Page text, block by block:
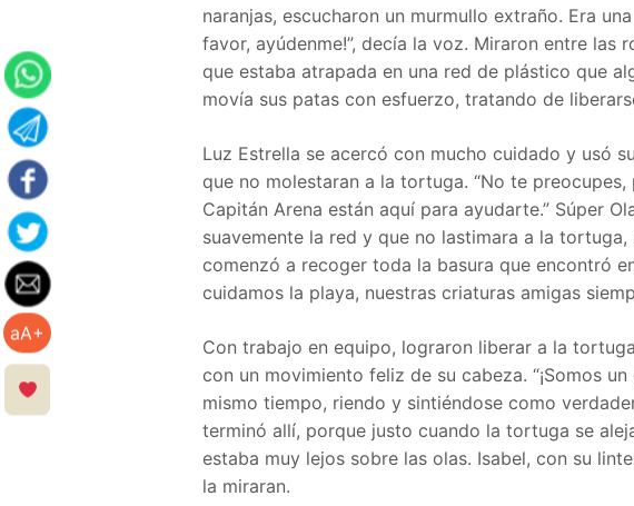
aA+
naranjas, escucharon un murmullo extraño. Era
favor, ayúdenme!”, decía la voz. Miraron entre las
que estaba atrapada en una red de plástico que
movía sus patas con esfuerzo, tratando de
Luz Estrella se acercó con mucho cuidado y usó
que no molestaran a la tortuga. “No te
Capitán Arena están aquí para ayudarte.” Súper
suavemente la red y que no lastimara a la
comenzó a recoger toda la basura que encontró
cuidamos la playa, nuestras criaturas amigas
Con trabajo en equipo, lograron liberar a la
con un movimiento feliz de su cabeza. “¡Somos
mismo tiempo, riendo y sintiéndose como
terminó allí, porque justo cuando la tortuga se
estaba muy lejos sobre las olas. Isabel, con su
la miraran.